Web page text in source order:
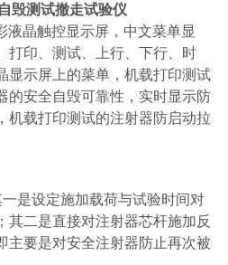
毁测试撤走试验仪
液晶触控显示屏，中文菜单显
打印、测试、上行、下行、时
显示屏上的菜单，机载打印测试
的安全自毁可靠性，实时显示防
机载打印测试的注射器防启动拉
是设定施加载荷与试验时间对
其二是直接对注射器芯杆施加反
主要是对安全注射器防止再次被